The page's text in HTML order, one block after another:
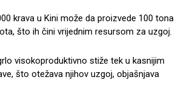
krava u Kini može da proizvede 100 tona
što ih čini vrijednim resursom za uzgoj.
visokoproduktivno stiže tek u kasnijim
što otežava njihov uzgoj, objašnjava